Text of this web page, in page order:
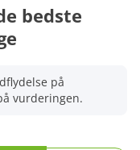
bedste
på
vurderingen.